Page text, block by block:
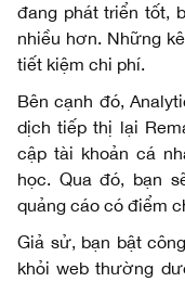
đang phát triển tốt,
nhiều hơn. Những
tiết kiệm chi phí.
Bên cạnh đó,
dịch tiếp thị lại
cập tài khoản cá
học. Qua đó, bạn
quảng cáo có điểm
Giả sử, bạn bật
khỏi web thường